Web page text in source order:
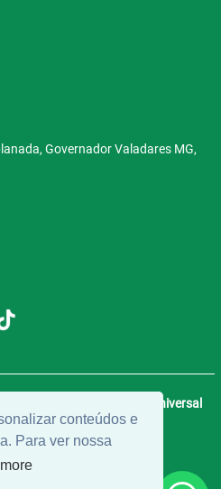
conteúdos e
Para ver nossa
Governador Valadares MG,
Universal